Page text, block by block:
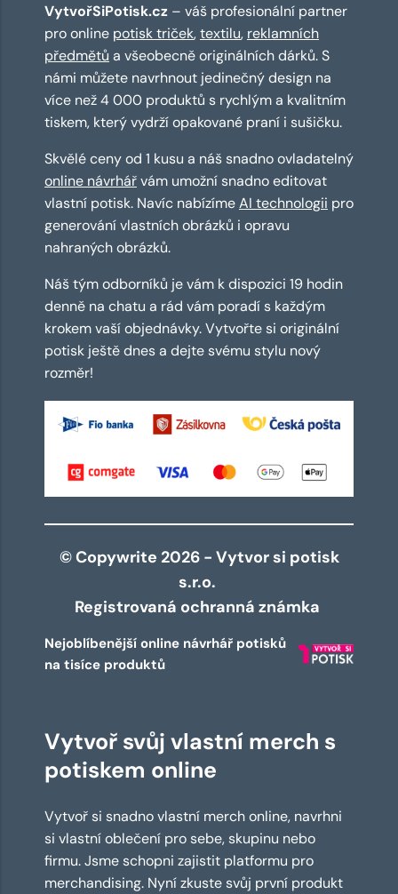
VytvořSiPotisk.cz – váš profesionální partner
pro online potisk triček,textilu, reklamních
předmětů a všeobecně originálních dárků. S
námi můžete navrhnout jedinečný design na
více než 4 000 produktů s rychlým a kvalitním
tiskem, který vydrží opakované praní i sušičku.
Skvělé ceny od 1 kusu a náš snadno ovladatelný
online návrhářvám umožní snadno editovat
vlastní potisk. Navíc nabízímeAI technologii pro
generování vlastních obrázků i opravu
nahraných obrázků.
Náš tým odborníků je vám k dispozici 19 hodin
denně na chatu a rád vám poradí s každým
krokem vaší objednávky. Vytvořte si originální
potisk ještě dnes a dejte svému stylu nový
rozměr!
© Copywrite 2026 - Vytvor si potisk
s.r.o.
Registrovaná ochranná známka
Nejoblíbenější online návrhář potisků
na tisíce produktů
Vytvoř svůj vlastní merch s
potiskem online
Vytvoř si snadno vlastní merch online, navrhni
si vlastní oblečení pro sebe, skupinu nebo
firmu. Jsme schopni zajistit platformu pro
merchandising. Nyní zkuste svůj první produkt